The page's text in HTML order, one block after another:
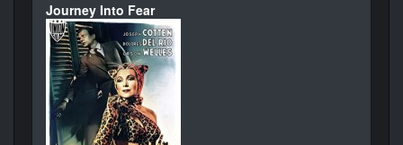
Journey Into Fear